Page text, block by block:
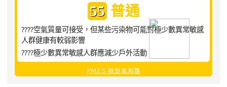
55 普通
????空氣質量可接受，但某些污染物可能對極少數異常敏感
人群健康有較弱影響
????極少數異常敏感人群應減少戶外活動
PM2.5 微型感測器